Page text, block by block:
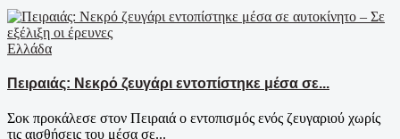
Ελλάδα
Πειραιάς: Νεκρό ζευγάρι εντοπίστηκε μέσα σε...
Σοκ προκάλεσε στον Πειραιά ο εντοπισμός ενός ζευγαριού χωρίς
τις αισθήσεις του μέσα σε...